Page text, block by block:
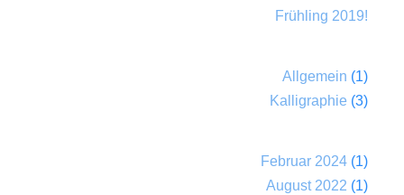
Frühling 2019!
Allgemein (1)
Kalligraphie (3)
Februar 2024 (1)
August 2022 (1)